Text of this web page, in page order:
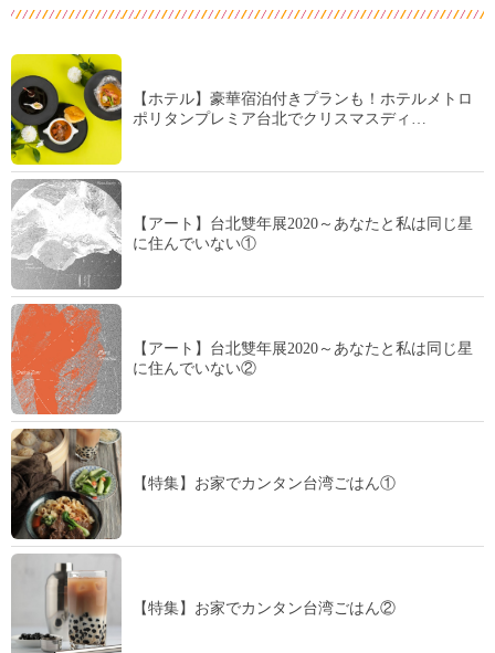
【ホテル】豪華宿泊付きプランも！ホテルメトロ
ポリタンプレミア台北でクリスマスディ…
【アート】台北雙年展2020～あなたと私は同じ星
に住んでいない①
【アート】台北雙年展2020～あなたと私は同じ星
に住んでいない②
【特集】お家でカンタン台湾ごはん①
【特集】お家でカンタン台湾ごはん②